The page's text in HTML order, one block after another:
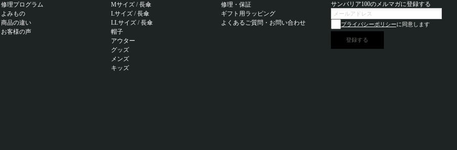
修理プログラム
よみもの
商品の違い
お客様の声
Mサイズ / 長傘
Lサイズ / 長傘
LLサイズ / 長傘
帽子
アウター
グッズ
メンズ
キッズ
修理・保証
ギフト用ラッピング
よくあるご質問・お問い合わせ
サンバリア100のメルマガに登録する
プライバシーポリシーに同意します
登録する